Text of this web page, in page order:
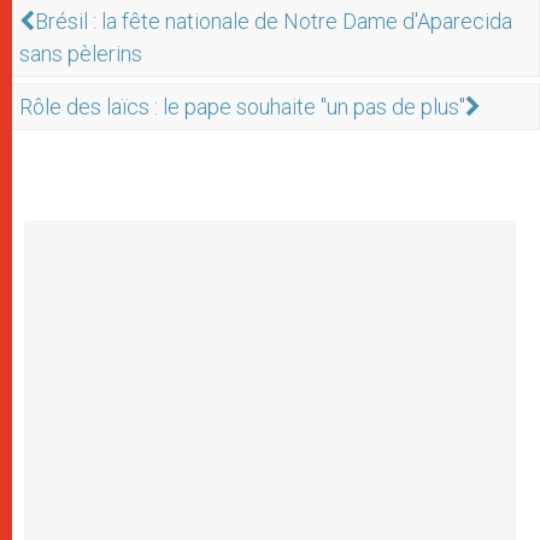
Brésil : la fête nationale de Notre Dame d'Aparecida
sans pèlerins
Rôle des laïcs : le pape souhaite "un pas de plus"